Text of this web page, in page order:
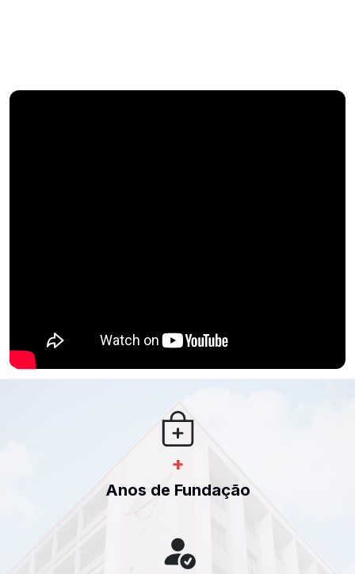
+
Anos de Fundação